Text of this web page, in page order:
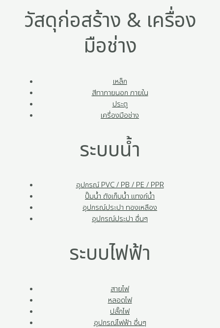
วัสดุก่อสร้าง & เครื่อง
มือช่าง
เหล็ก
สีทาภายนอก ภายใน
ประตู
เครื่องมือช่าง
ระบบน้ำ
อุปกรณ์ PVC / PB / PE / PPR
ปั๊มน้ำ ถังเก็บน้ำ แทงก์น้ำ
อุปกรณ์ประปา ทองเหลือง
อุปกรณ์ประปา อื่นๆ
ระบบไฟฟ้า
สายไฟ
หลอดไฟ
ปลั๊กไฟ
อุปกรณ์ไฟฟ้า อื่นๆ